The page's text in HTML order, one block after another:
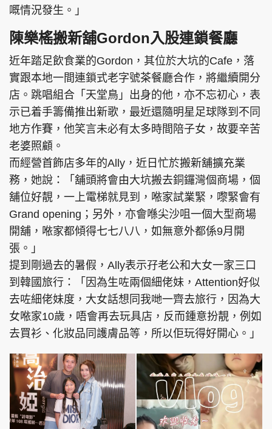
聯絡我們
隱私政策聲明
Copyright © 東周網 版權所有 . 不得轉載
©Eastweek.com.hk. All rights reserved.
嘅情況發生。」
陳樂榣搬新舖Gordon入股連鎖餐廳
近年踏足飲食業的Gordon，其位於大坑的Cafe，落
實跟本地一間連鎖式老字號茶餐廳合作，將繼續開分
店。跳唱組合「天堂鳥」出身的他，亦不忘初心，表
示已着手籌備推出新歌，最近還隨明星足球隊到不同
地方作賽，他笑言未必有太多時間陪子女，故要辛苦
老婆照顧。
而經營首飾店多年的Ally，近日忙於搬新舖擴充業
務，她說：「舖頭將會由大坑搬去銅鑼灣個商場，個
舖位好靚，一上電梯就見到，𠵱家試業緊，嚟緊會有
Grand opening；另外，亦會喺尖沙咀一個大型商場
開舖，𠵱家都傾得七七八八，如無意外都係9月開
張。」
提到剛過去的暑假，Ally表示孖老公和大女一家三口
到韓國旅行：「因為生咗兩個細佬妹，Attention好似
去咗細佬妹度，大女話想同我哋一齊去旅行，因為大
女𠵱家10歲，唔會再去玩具店，反而鍾意扮靚，例如
去買衫、化妝品同護膚品等，所以佢玩得好開心。」